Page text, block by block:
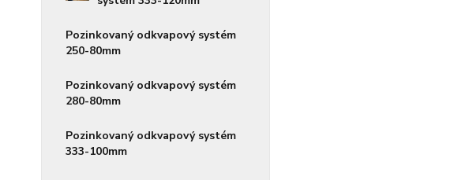
Pozinkovaný odkvapový systém
250-80mm
Pozinkovaný odkvapový systém
280-80mm
Pozinkovaný odkvapový systém
333-100mm